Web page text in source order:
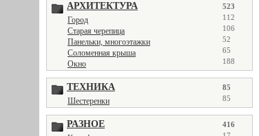
АРХИТЕКТУРА 523
Город 112
Старая черепица 106
Панельки, многоэтажки 52
Соломенная крыша 65
Окно 188
ТЕХНИКА 85
Шестеренки 85
РАЗНОЕ 416